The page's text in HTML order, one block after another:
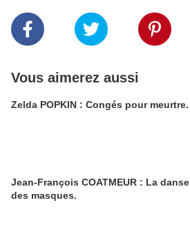
Vous aimerez aussi
Zelda POPKIN : Congés pour meurtre.
Jean-François COATMEUR : La danse
des masques.